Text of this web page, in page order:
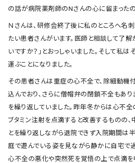
の話が病院薬剤師のNさんの心に留まったの
Ｎさんは、研修会終了後に私のところへ名
たい患者さんがいます。医師と相談して了
いですか？」とおっしゃいました。そして私
運ぶことになりました。
その患者さんは重症の心不全で、除細動機
込んでおり、さらに僧帽弁の閉鎖不全もあ
を繰り返していました。昨年冬からは心不全
ブタミン注射を点滴すると改善するものの、
とを繰り返しながら退院できず入院期間は
庭で遊んでいる姿を見ながら静かに自宅で
心不全の悪化や突然死を覚悟の上で点滴を